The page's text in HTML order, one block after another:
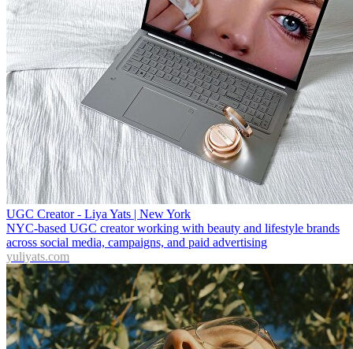
UGC Creator - Liya Yats | New York
NYC-based UGC creator working with beauty and lifestyle brands
across social media, campaigns, and paid advertising
yuliyats.com